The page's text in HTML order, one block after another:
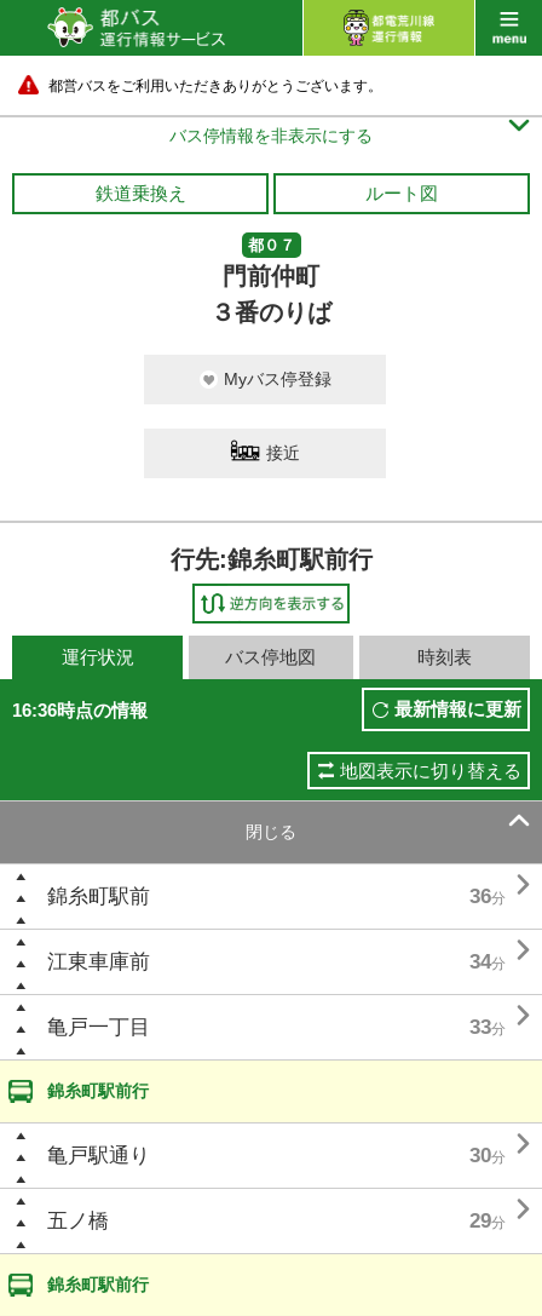
都営バスをご利用いただきありがとうございます。
バス停情報を非表示にする 
鉄道乗換え ルート図
都０７
門前仲町
３番のりば
Myバス停登録
接近
行先:錦糸町駅前行
運行状況 バス停地図 時刻表
16:36時点の情報 最新情報に更新
地図表示に切り替える
閉じる 
錦糸町駅前 36分 
江東車庫前 34分 
亀戸一丁目 33分 
錦糸町駅前行
亀戸駅通り 30分 
五ノ橋 29分 
錦糸町駅前行